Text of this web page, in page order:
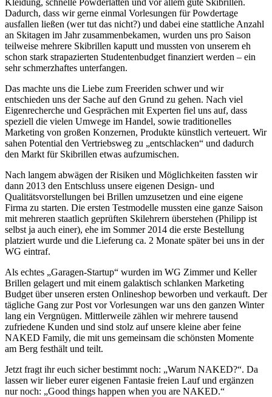
Dadurch, dass wir gerne einmal Vorlesungen für Powdertage
ausfallen ließen (wer tut das nicht?) und dabei eine stattliche Anzahl
an Skitagen im Jahr zusammenbekamen, wurden uns pro Saison
teilweise mehrere Skibrillen kaputt und mussten von unserem eh
schon stark strapazierten Studentenbudget finanziert werden – ein
sehr schmerzhaftes unterfangen.
Das machte uns die Liebe zum Freeriden schwer und wir
entschieden uns der Sache auf den Grund zu gehen. Nach viel
Eigenrecherche und Gesprächen mit Experten fiel uns auf, dass
speziell die vielen Umwege im Handel, sowie traditionelles
Marketing von großen Konzernen, Produkte künstlich verteuert. Wir
sahen Potential den Vertriebsweg zu „entschlacken“ und dadurch
den Markt für Skibrillen etwas aufzumischen.
Nach langem abwägen der Risiken und Möglichkeiten fassten wir
dann 2013 den Entschluss unsere eigenen Design- und
Qualitätsvorstellungen bei Brillen umzusetzen und eine eigene
Firma zu starten. Die ersten Testmodelle mussten eine ganze Saison
mit mehreren staatlich geprüften Skilehrern überstehen (Philipp ist
selbst ja auch einer), ehe im Sommer 2014 die erste Bestellung
platziert wurde und die Lieferung ca. 2 Monate später bei uns in der
WG eintraf.
Als echtes „Garagen-Startup“ wurden im WG Zimmer und Keller
Brillen gelagert und mit einem galaktisch schlanken Marketing
Budget über unseren ersten Onlineshop beworben und verkauft. Der
tägliche Gang zur Post vor Vorlesungen war uns den ganzen Winter
lang ein Vergnügen. Mittlerweile zählen wir mehrere tausend
zufriedene Kunden und sind stolz auf unsere kleine aber feine
NAKED Family, die mit uns gemeinsam die schönsten Momente
am Berg festhält und teilt.
Jetzt fragt ihr euch sicher bestimmt noch: „Warum NAKED?“. Da
lassen wir lieber eurer eigenen Fantasie freien Lauf und ergänzen
nur noch: „Good things happen when you are NAKED.“